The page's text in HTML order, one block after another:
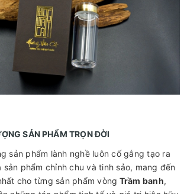
SẢN PHẨM TRỌN ĐỜI
sản phẩm lành nghề luôn cố gắng tạo ra
phẩm chỉnh chu và tinh sảo, mang đến
cho từng sản phẩm vòng Trầm banh,